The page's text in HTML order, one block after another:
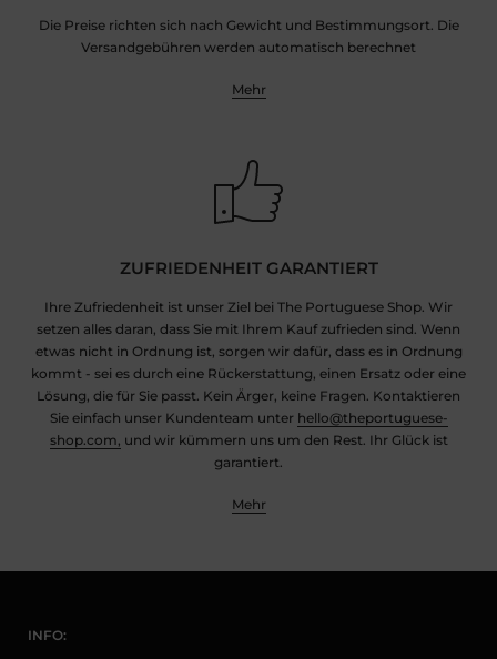
Die Preise richten sich nach Gewicht und Bestimmungsort. Die
Versandgebühren werden automatisch berechnet
Mehr
ZUFRIEDENHEIT GARANTIERT
Ihre Zufriedenheit ist unser Ziel bei The Portuguese Shop. Wir
setzen alles daran, dass Sie mit Ihrem Kauf zufrieden sind. Wenn
etwas nicht in Ordnung ist, sorgen wir dafür, dass es in Ordnung
kommt - sei es durch eine Rückerstattung, einen Ersatz oder eine
Lösung, die für Sie passt. Kein Ärger, keine Fragen. Kontaktieren
Sie einfach unser Kundenteam unter hello@theportuguese-
shop.com, und wir kümmern uns um den Rest. Ihr Glück ist
garantiert.
Mehr
INFO: